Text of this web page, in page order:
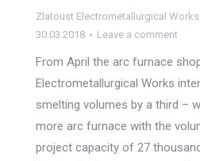
Zlatoust Electrometallurgical Works
30.03.2018
Leave a comment
From April the arc furnace
Electrometallurgical Works
smelting volumes by a third –
more arc furnace with the
project capacity of 27